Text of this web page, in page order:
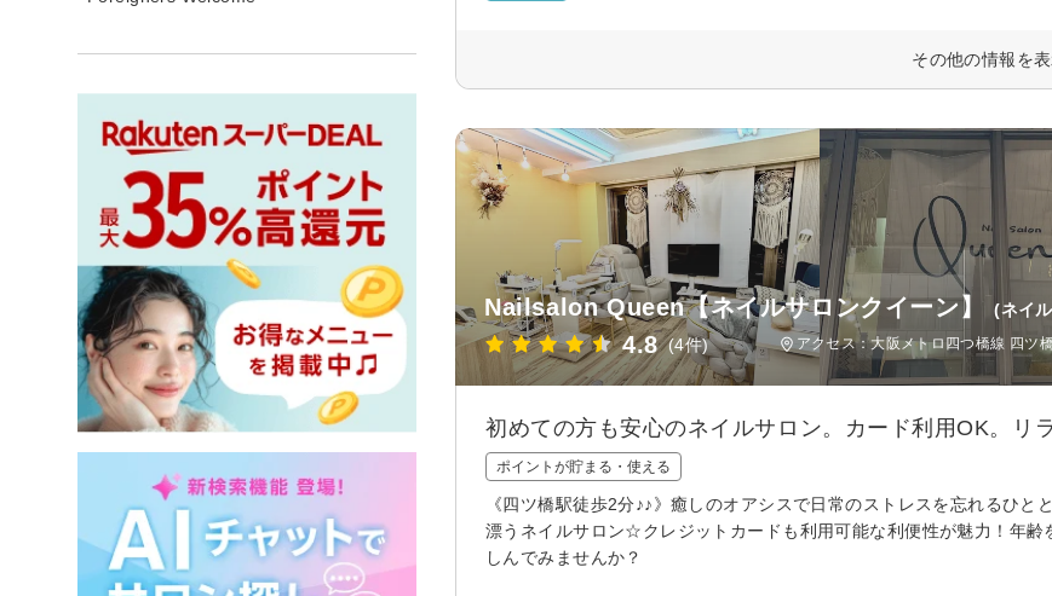
その他の情報を
Nailsalon Queen【ネイルサロンクイーン】 (ネイ
4.8 (4件) アクセス：大阪メトロ四つ橋線 四ツ
初めての方も安心のネイルサロン。カード利用OK。リ
ポイントが貯まる・使える
《四ツ橋駅徒歩2分♪♪》癒しのオアシスで日常のストレスを忘れるひ
漂うネイルサロン☆クレジットカードも利用可能な利便性が魅力！年
しんでみませんか？